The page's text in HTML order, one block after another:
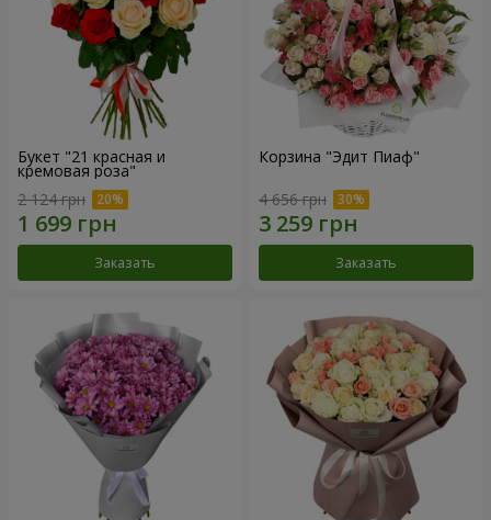
Букет "21 красная и
кремовая роза"
2 124 грн
Заказать
Корзина "Эдит Пиаф"
4 656 грн
Заказать